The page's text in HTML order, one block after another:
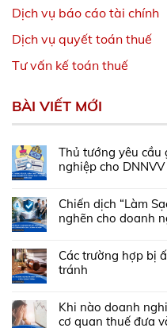
Dịch vụ báo cáo tài chính
Dịch vụ quyết toán thuế
Tư vấn kế toán thuế
BÀI VIẾT MỚI
Thủ tướng yêu
nghiệp cho
Chiến dịch “Làm
nghẽn cho doanh
Các trường hợp bị
tránh
Khi nào doanh
cơ quan thuế đưa